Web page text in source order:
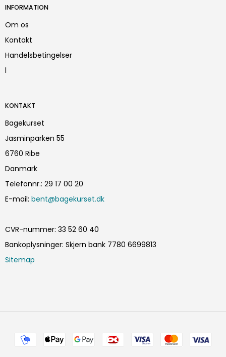
INFORMATION
Om os
Kontakt
Handelsbetingelser
l
KONTAKT
Bagekurset
Jasminparken 55
6760 Ribe
Danmark
Telefonnr.: 29 17 00 20
E-mail: bent@bagekurset.dk
CVR-nummer: 33 52 60 40
Bankoplysninger: Skjern bank 7780 6699813
Sitemap